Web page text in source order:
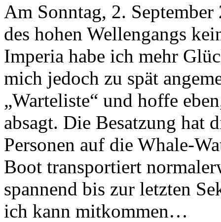
Am Sonntag, 2.
des hohen Wellengangs
Imperia habe ich mehr
mich jedoch zu spät
„Warteliste“ und hoffe
absagt. Die Besatzung hat
Personen auf die Whale-
Boot transportiert
spannend bis zur letzten
ich kann mitkommen…